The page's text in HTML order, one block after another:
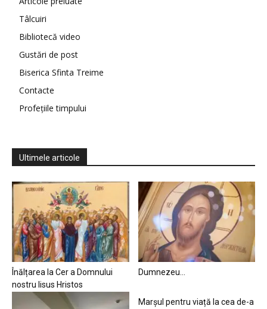
Tâlcuiri
Bibliotecă video
Gustări de post
Biserica Sfinta Treime
Contacte
Profețiile timpului
Ultimele articole
Înălțarea la Cer a Domnului
nostru Iisus Hristos
Dumnezeu…
Marșul pentru viață la cea de-a